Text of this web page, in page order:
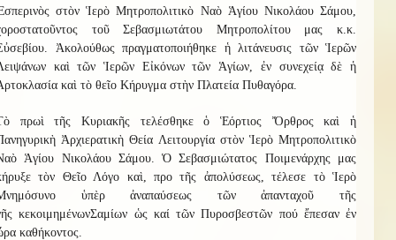
στὸν Ἱερὸ Μητροπολιτικὸ Ναὸ Ἁγίου Νικολάου Σάμου,
τοῦ Σεβασμιωτάτου Μητροπολίτου μας
κ.κ.
Ἀκολούθως πραγματοποιήθηκε ἡ λιτάνευσις τῶν Ἱερῶν
καὶ τῶν Ἱερῶν Εἰκόνων τῶν Ἁγίων, ἐν συνεχείᾳ δὲ ἡ
καὶ τὸ θεῖο Κήρυγμα στὴν Πλατεία Πυθαγόρα.
πρωὶ τῆς Κυριακῆς τελέσθηκε ὁ Ἑόρτιος Ὄρθρος καὶ ἡ
Ἀρχιερατικὴ Θεία Λειτουργία στὸν Ἱερὸ Μητροπολιτικὸ
Ἁγίου Νικολάου Σάμου. Ὁ Σεβασμιώτατος Ποιμενάρχης μας
τὸν Θεῖο Λόγο καὶ, προ τῆς ἀπολύσεως, τέλεσε τὸ Ἱερὸ
ὑπὲρ ἀναπαύσεως τῶνἀπανταχοῦ τῆς
κεκοιμημένωνΣαμίων ὡς καί τῶν Πυροσβεστῶν πού ἔπεσαν ἐν
καθήκοντος